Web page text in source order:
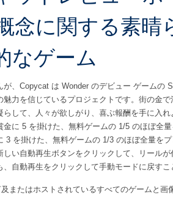
念に関する素晴
なゲーム
が、Copycat は Wonder のデビュー ゲームの
魅力を信じているプロジェクトです。街の金
らして、人々が欲しがり、喜ぶ報酬を手に入
金に 5 を掛けた、無料ゲームの 1/5 のほぼ全
3 を掛けた、無料ゲームの 1/3 のほぼ全量を
しい自動再生ボタンをクリックして、リール
、自動再生をクリックして手動モードに戻す
またはホストされているすべてのゲームと画